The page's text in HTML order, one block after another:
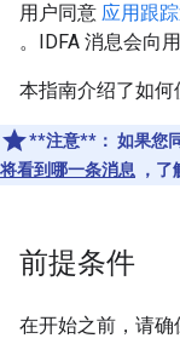
用户同意 应用跟
。IDFA 消息会向
本指南介绍了如何
**注意**： 如果您
将看到哪一条消息 ，了
前提条件
在开始之前，请确